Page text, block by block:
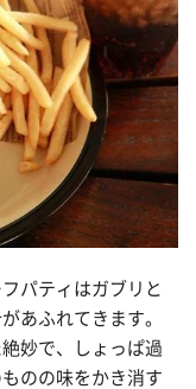
パティはガブリと
あふれてきます。
妙で、しょっぱ過
のの味をかき消す